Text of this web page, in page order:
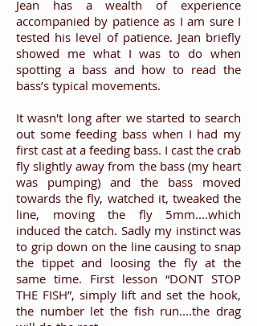
Jean has a wealth of experience
accompanied by patience as I am sure I
tested his level of patience. Jean briefly
showed me what I was to do when
spotting a bass and how to read the
bass’s typical movements.
It wasn't long after we started to search
out some feeding bass when I had my
first cast at a feeding bass. I cast the crab
fly slightly away from the bass (my heart
was pumping) and the bass moved
towards the fly, watched it, tweaked the
line, moving the fly 5mm....which
induced the catch. Sadly my instinct was
to grip down on the line causing to snap
the tippet and loosing the fly at the
same time. First lesson “DONT STOP
THE FISH”, simply lift and set the hook,
the number let the fish run....the drag